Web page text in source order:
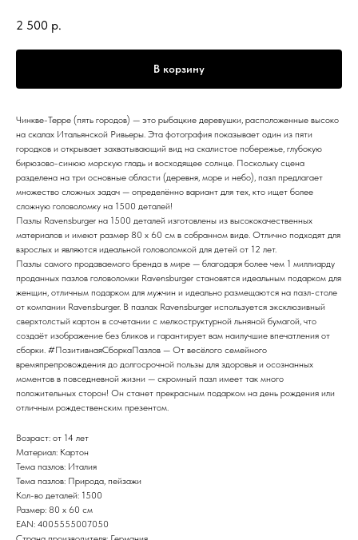
2 500 р.
В корзину
Чинкве-Терре (пять городов) — это рыбацкие деревушки, расположенные высоко
на скалах Итальянской Ривьеры. Эта фотография показывает один из пяти
городков и открывает захватывающий вид на скалистое побережье, глубокую
бирюзово-синюю морскую гладь и восходящее солнце. Поскольку сцена
разделена на три основные области (деревня, море и небо), пазл предлагает
множество сложных задач — определённо вариант для тех, кто ищет более
сложную головоломку на 1500 деталей!
Пазлы Ravensburger на 1500 деталей изготовлены из высококачественных
материалов и имеют размер 80 x 60 см в собранном виде. Отлично подходят для
взрослых и являются идеальной головоломкой для детей от 12 лет.
Пазлы самого продаваемого бренда в мире — благодаря более чем 1 миллиарду
проданных пазлов головоломки Ravensburger становятся идеальным подарком для
женщин, отличным подарком для мужчин и идеально размещаются на пазл-столе
от компании Ravensburger. В пазлах Ravensburger используется эксклюзивный
сверхтолстый картон в сочетании с мелкоструктурной льняной бумагой, что
создаёт изображение без бликов и гарантирует вам наилучшие впечатления от
сборки. #ПозитивнаяСборкаПазлов — От весёлого семейного
времяпрепровождения до долгосрочной пользы для здоровья и осознанных
моментов в повседневной жизни — скромный пазл имеет так много
положительных сторон! Он станет прекрасным подарком на день рождения или
отличным рождественским презентом.
Возраст: от 14 лет
Материал: Картон
Тема пазлов: Италия
Тема пазлов: Природа, пейзажи
Кол-во деталей: 1500
Размер: 80 x 60 см
EAN: 4005555007050